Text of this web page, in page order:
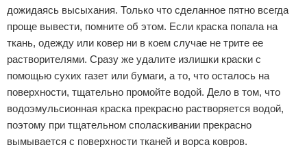
дожидаясь высыхания. Только что сделанное пятно всегда
проще вывести, помните об этом. Если краска попала на
ткань, одежду или ковер ни в коем случае не трите ее
растворителями. Сразу же удалите излишки краски с
помощью сухих газет или бумаги, а то, что осталось на
поверхности, тщательно промойте водой. Дело в том, что
водоэмульсионная краска прекрасно растворяется водой,
поэтому при тщательном споласкивании прекрасно
вымывается с поверхности тканей и ворса ковров.